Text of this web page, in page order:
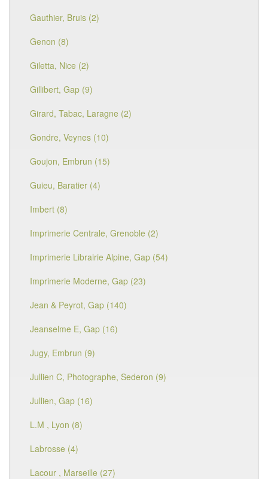
Gauthier, Bruis (2)
Genon (8)
Giletta, Nice (2)
Gillibert, Gap (9)
Girard, Tabac, Laragne (2)
Gondre, Veynes (10)
Goujon, Embrun (15)
Guieu, Baratier (4)
Imbert (8)
Imprimerie Centrale, Grenoble (2)
Imprimerie Librairie Alpine, Gap (54)
Imprimerie Moderne, Gap (23)
Jean & Peyrot, Gap (140)
Jeanselme E, Gap (16)
Jugy, Embrun (9)
Jullien C, Photographe, Sederon (9)
Jullien, Gap (16)
L.M , Lyon (8)
Labrosse (4)
Lacour , Marseille (27)